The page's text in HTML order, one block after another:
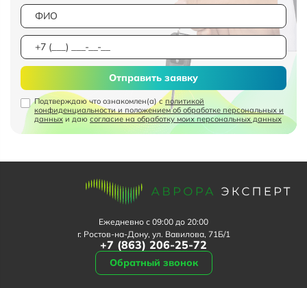
Подтверждаю что ознакомлен(а) сполитикой
конфиденциальности и положением об обработке персональных и
данных и даю согласие на обработку моих персональных данных
Отправить заявку
Ежедневно с 09:00 до 20:00
г. Ростов-на-Дону, ул. Вавилова, 71Б/1
+7 (863) 206-25-72
Обратный звонок